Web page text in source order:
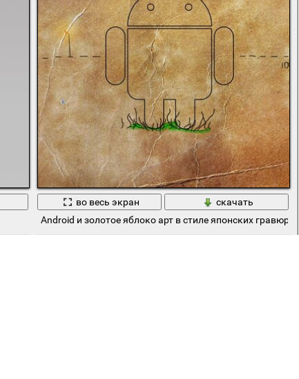
во весь экран
скачать
Android и золотое яблоко арт в стиле японских гравюр